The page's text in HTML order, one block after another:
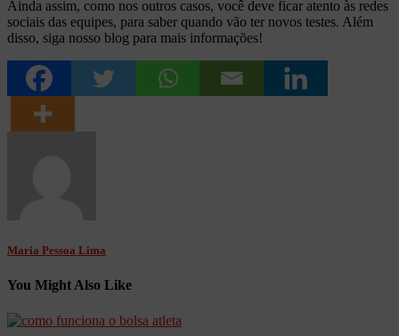
Ainda assim, como nos outros casos, você deve ficar atento às redes
sociais das equipes, para saber quando vão ter novos testes. Além
disso, siga nosso blog para mais informações!
Maria Pessoa Lima
You Might Also Like